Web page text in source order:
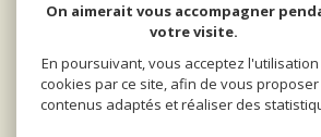
On aimerait vous accompagner
votre visite.
En poursuivant, vous acceptez
cookies par ce site, afin de vous
contenus adaptés et réaliser des